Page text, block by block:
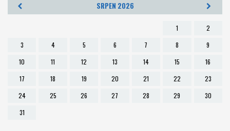
SRPEN 2026
1
2
3
4 5 6 7 8
9
10
11 12 13 14 15
16
17
18 19 20 21 22
23
24
25 26 27 28 29
30
31